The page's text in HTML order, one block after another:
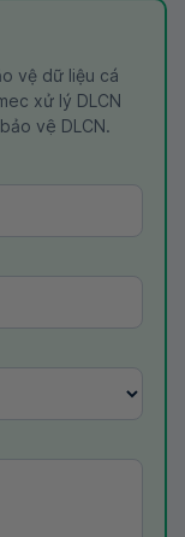
vệ dữ liệu cá
xử lý DLCN
vệ DLCN.